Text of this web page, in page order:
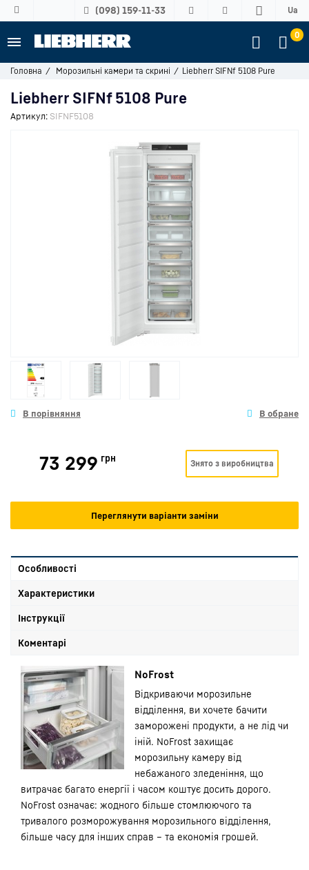
(098) 159-11-33 Ua
0
Головна Морозильні камери та скрині Liebherr SIFNf 5108 Pure
Liebherr SIFNf 5108 Pure
Артикул: SIFNF5108
73 299 грн Знято з виробництва
Переглянути варіанти заміни
Особливості
Характеристики
Інструкції
Коментарі
NoFrost
Відкриваючи морозильне
відділення, ви хочете бачити
заморожені продукти, а не лід чи
іній. NoFrost захищає
морозильну камеру від
небажаного зледеніння, що
витрачає багато енергії і часом коштує досить дорого.
NoFrost означає: жодного більше стомлюючого та
тривалого розморожування морозильного відділення,
більше часу для інших справ – та економія грошей.